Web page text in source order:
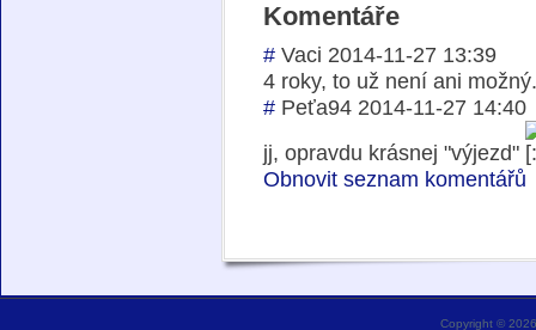
Komentáře
# Vaci 2014-11-27 13:39
4 roky, to už není ani
# Peťa94 2014-11-27 14:40
jj, opravdu krásnej "výjezd"
Obnovit seznam komentářů
Copyright ©